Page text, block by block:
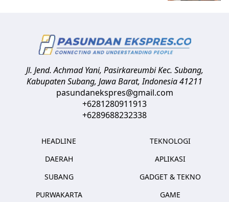
Jl. Jend. Achmad Yani, Pasirkareumbi Kec. Subang,
Kabupaten Subang, Jawa Barat,Indonesia41211
pasundanekspres@gmail.com
+6281280911913
+6289688232338
HEADLINE
DAERAH
SUBANG
PURWAKARTA
TEKNOLOGI
APLIKASI
GADGET & TEKNO
GAME